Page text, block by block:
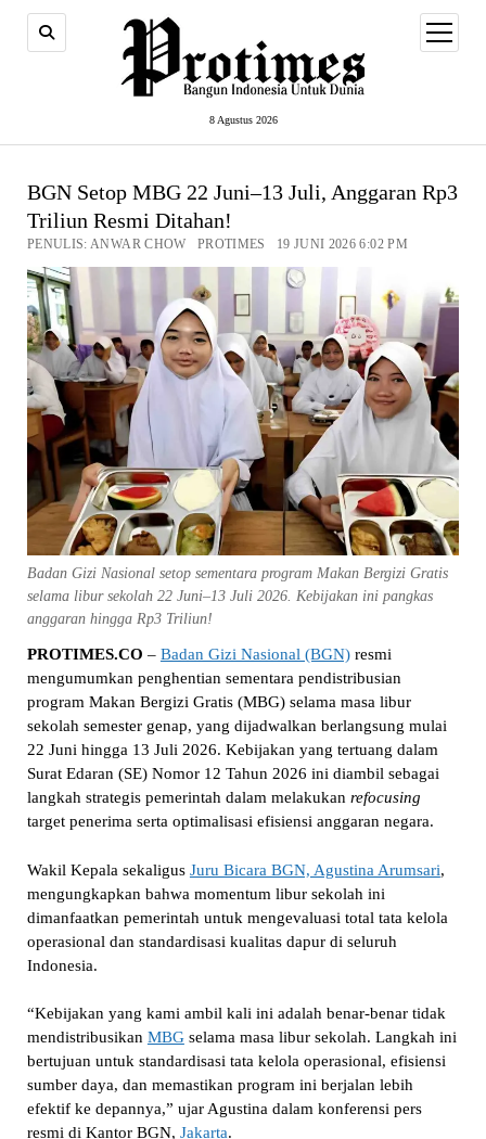
8 Agustus 2026
open
menu
BGN Setop MBG 22 Juni–13 Juli, Anggaran Rp3
Triliun Resmi Ditahan!
PENULIS: ANWAR CHOW PROTIMES 19 JUNI 2026 6:02 PM
Badan Gizi Nasional setop sementara program Makan Bergizi Gratis
selama libur sekolah 22 Juni–13 Juli 2026. Kebijakan ini pangkas
anggaran hingga Rp3 Triliun!
PROTIMES.CO – Badan Gizi Nasional (BGN)resmi
mengumumkan penghentian sementara pendistribusian
program Makan Bergizi Gratis (MBG) selama masa libur
sekolah semester genap, yang dijadwalkan berlangsung mulai
22 Juni hingga 13 Juli 2026. Kebijakan yang tertuang dalam
Surat Edaran (SE) Nomor 12 Tahun 2026 ini diambil sebagai
langkah strategis pemerintah dalam melakukan refocusing
target penerima serta optimalisasi efisiensi anggaran negara.
Wakil Kepala sekaligus Juru Bicara BGN, Agustina Arumsari,
mengungkapkan bahwa momentum libur sekolah ini
dimanfaatkan pemerintah untuk mengevaluasi total tata kelola
operasional dan standardisasi kualitas dapur di seluruh
Indonesia.
“Kebijakan yang kami ambil kali ini adalah benar-benar tidak
mendistribusikan MBGselama masa libur sekolah. Langkah ini
bertujuan untuk standardisasi tata kelola operasional, efisiensi
sumber daya, dan memastikan program ini berjalan lebih
efektif ke depannya,” ujar Agustina dalam konferensi pers
resmi di Kantor BGN, Jakarta.